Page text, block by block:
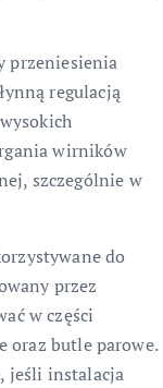
przeniesienia
regulacją
wirników
szczególnie w
do
przez
w części
oraz butle parowe.
jeśli instalacja